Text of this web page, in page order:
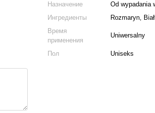
Назначение
Od wypadania
Ингредиенты
Rozmaryn,
Время
применения
Uniwersalny
Пол Uniseks